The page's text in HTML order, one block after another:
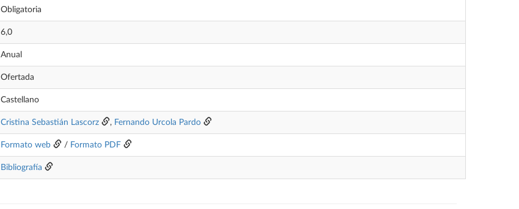
Obligatoria
6,0
Anual
Ofertada
Castellano
Cristina Sebastián Lascorz , Fernando Urcola Pardo
Formato web / Formato PDF
Bibliografía